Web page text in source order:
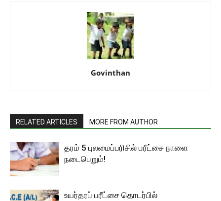
Govinthan
RELATED ARTICLES MORE FROM AUTHOR
தரம் 5 புலமைப்பரிசில் பரீட்சை நாளை
நடைபெறும்!
உயர்தரப் பரீட்சை தொடர்பில்